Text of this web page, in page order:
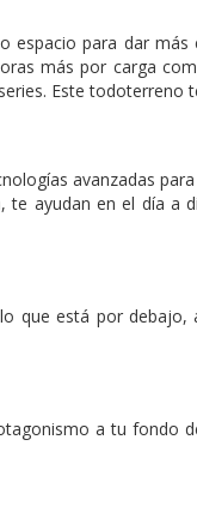
espacio para dar
más por carga
Este todoterreno
avanzadas
ayudan en el día a
que está por
a tu fondo